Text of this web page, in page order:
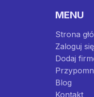
MENU
Strona
Zaloguj się
Dodaj
Blog
Kontakt